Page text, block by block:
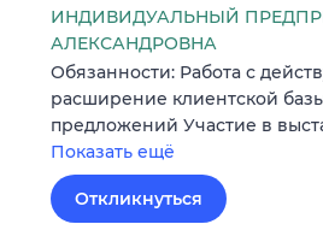
ИНДИВИДУАЛЬНЫЙ
АЛЕКСАНДРОВНА
Обязанности: Работа с
расширение клиентской
предложений Участие в
Показать ещё
Откликнуться